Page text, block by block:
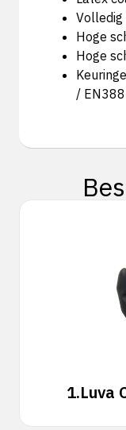
Hoge
Hoge
/
1.Luva